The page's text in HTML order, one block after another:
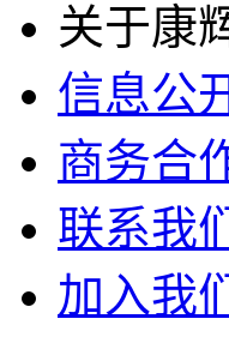
关于康
信息公
商务合
联系我们
加入我们